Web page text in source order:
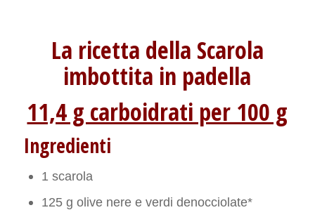
La ricetta della Scarola
imbottita in padella
11,4 g carboidrati per 100 g
Ingredienti
1 scarola
125 g olive nere e verdi denocciolate*